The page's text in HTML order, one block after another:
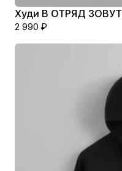
Худи В ОТРЯД ЗОВУТ
2 990 ₽